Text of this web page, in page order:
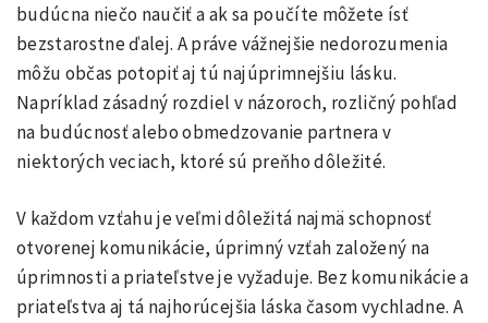
budúcna niečo naučiť a ak sa poučíte môžete ísť
bezstarostne ďalej. A práve vážnejšie nedorozumenia
môžu občas potopiť aj tú najúprimnejšiu lásku.
Napríklad zásadný rozdiel v názoroch, rozličný pohľad
na budúcnosť alebo obmedzovanie partnera v
niektorých veciach, ktoré sú preňho dôležité.
V každom vzťahu je veľmi dôležitá najmä schopnosť
otvorenej komunikácie, úprimný vzťah založený na
úprimnosti a priateľstve je vyžaduje. Bez komunikácie a
priateľstva aj tá najhorúcejšia láska časom vychladne. A